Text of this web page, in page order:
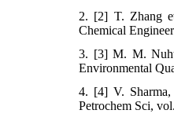
2. [2] T. Zhang
Chemical
3. [3] M. M.
Environmental
4. [4] V.
Petrochem Sci,